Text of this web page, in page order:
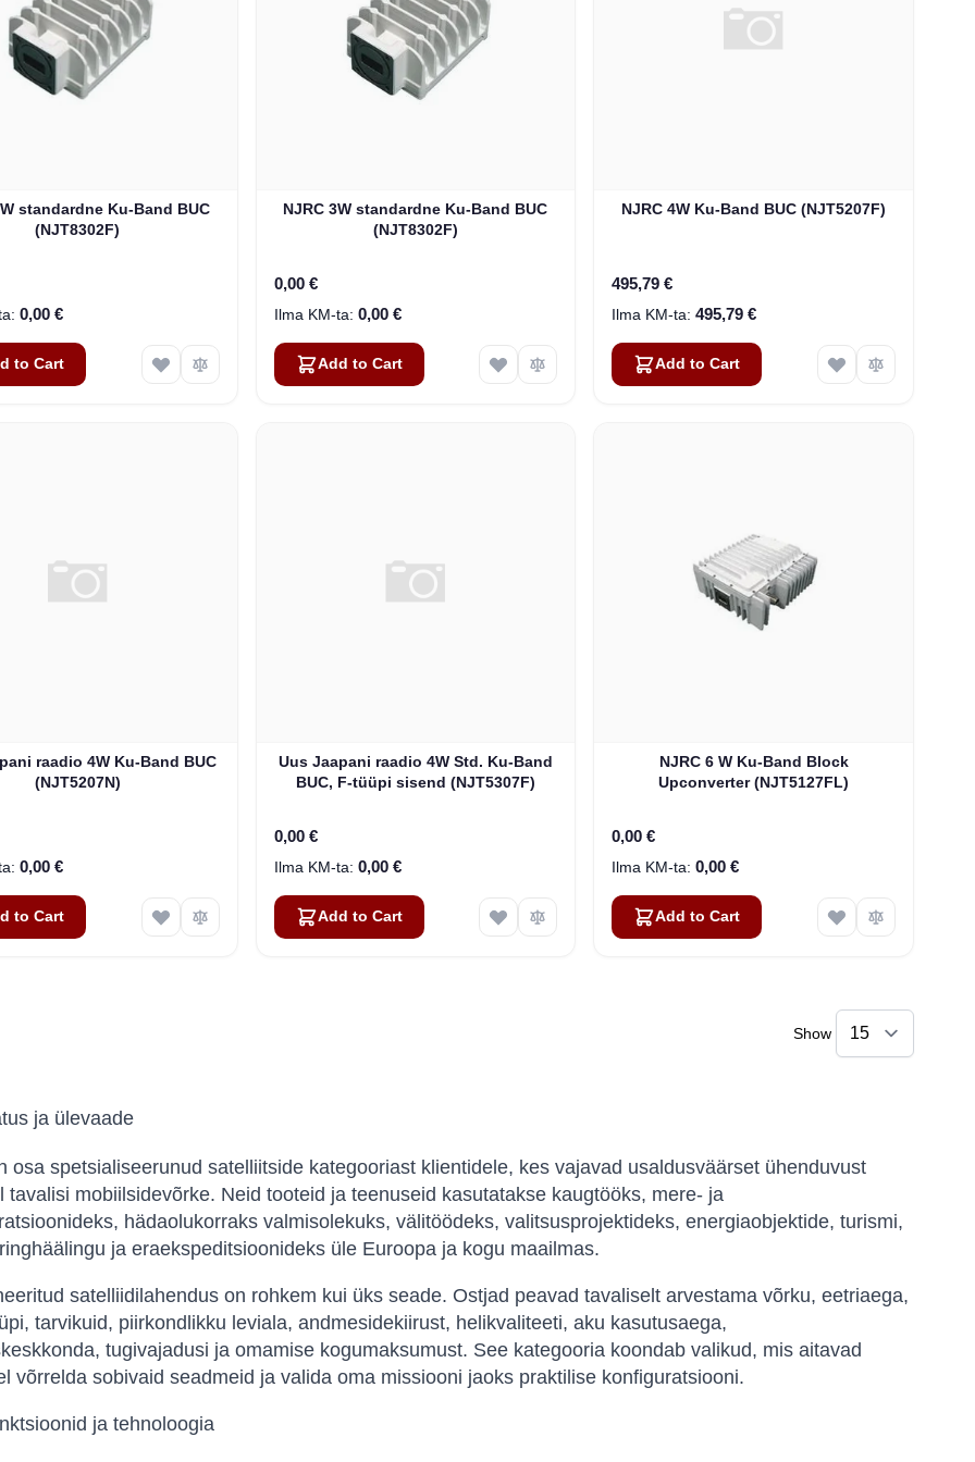
standardne Ku-Band BUC
(NJT8302F)
0,00 €
to Cart
NJRC 3W standardne Ku-Band BUC
(NJT8302F)
0,00 €
0,00 €
Add to Cart
NJRC 4W Ku-Band BUC (NJT5207F)
495,79 €
495,79 €
Add to Cart
raadio 4W Ku-Band BUC
(NJT5207N)
0,00 €
to Cart
Uus Jaapani raadio 4W Std. Ku-Band
BUC, F-tüüpi sisend (NJT5307F)
0,00 €
0,00 €
Add to Cart
NJRC 6 W Ku-Band Block
Upconverter (NJT5127FL)
0,00 €
0,00 €
Add to Cart
Show
ja ülevaade
osa spetsialiseerunud satelliitside kategooriast klientidele, kes vajavad usaldusväärset ühenduvust
tavalisi mobiilsidevõrke. Neid tooteid ja teenuseid kasutatakse kaugtööks, mere- ja
hädaolukorraks valmisolekuks, välitöödeks, valitsusprojektideks, energiaobjektide, turismi,
ja eraekspeditsioonideks üle Euroopa ja kogu maailmas.
satelliidilahendus on rohkem kui üks seade. Ostjad peavad tavaliselt arvestama võrku, eetriaega,
tarvikuid, piirkondlikku leviala, andmesidekiirust, helikvaliteeti, aku kasutusaega,
tugivajadusi ja omamise kogumaksumust. See kategooria koondab valikud, mis aitavad
võrrelda sobivaid seadmeid ja valida oma missiooni jaoks praktilise konfiguratsiooni.
ja tehnoloogia